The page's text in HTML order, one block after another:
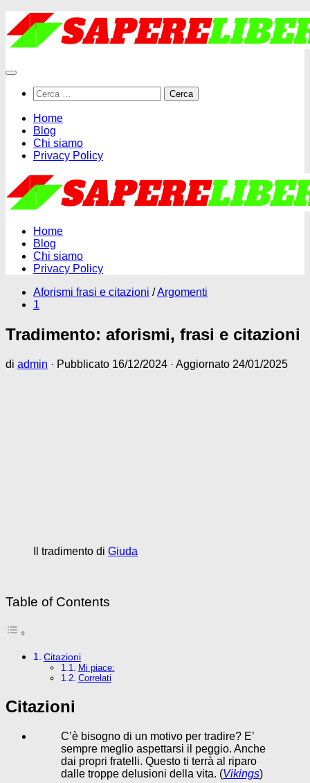
Salta
al
contenuto
Ricerca
per:
Home
Blog
Chi siamo
Privacy Policy
Home
Blog
Chi siamo
Privacy Policy
Aforismi frasi e citazioni /Argomenti
1
Tradimento: aforismi, frasi e citazioni
di admin · Pubblicato 16/12/2024 · Aggiornato 24/01/2025
Il tradimento di Giuda
Table of Contents
Citazioni
Mi piace:
Correlati
Citazioni
C’è bisogno di un motivo per tradire? E’
sempre meglio aspettarsi il peggio. Anche
dai propri fratelli. Questo ti terrà al riparo
dalle troppe delusioni della vita. (Vikings)